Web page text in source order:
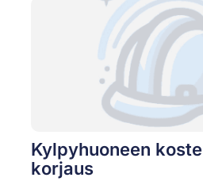
Kylpyhuoneen
korjaus